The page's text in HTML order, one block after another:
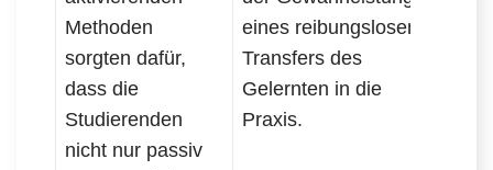
Methoden
sorgten dafür,
dass die
Studierenden
nicht nur passiv
eines reibungslosen
Transfers des
Gelernten in die
Praxis.